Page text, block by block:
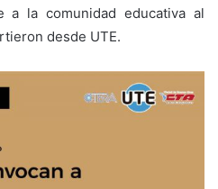
a la comunidad educativa al
desde UTE.